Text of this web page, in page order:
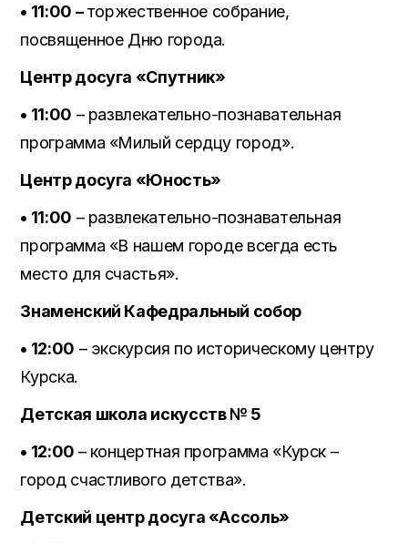
• 11:00 –торжественное собрание,
посвященное Дню города.
Центр досуга «Спутник»
• 11:00 – развлекательно-познавательная
программа «Милый сердцу город».
Центр досуга «Юность»
• 11:00 – развлекательно-познавательная
программа «В нашем городе всегда есть
место для счастья».
Знаменский Кафедральный собор
• 12:00 – экскурсия по историческому центру
Курска.
Детская школа искусств № 5
• 12:00 – концертная программа «Курск –
город счастливого детства».
Детский центр досуга «Ассоль»